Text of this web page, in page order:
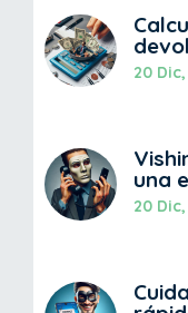
20
una
20